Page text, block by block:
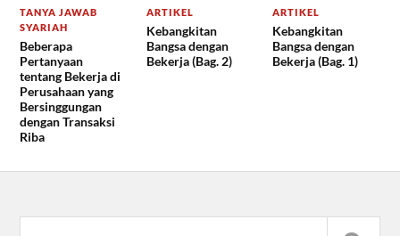
TANYA JAWAB
SYARIAH
Beberapa
Pertanyaan
tentang Bekerja di
Perusahaan yang
Bersinggungan
dengan Transaksi
Riba
ARTIKEL
Kebangkitan
Bangsa dengan
Bekerja (Bag. 2)
ARTIKEL
Kebangkitan
Bangsa dengan
Bekerja (Bag. 1)